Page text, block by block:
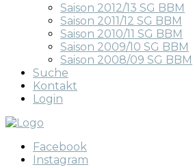
Saison 2012/13 SG BBM
Saison 2011/12 SG BBM
Saison 2010/11 SG BBM
Saison 2009/10 SG BBM
Saison 2008/09 SG BBM
Suche
Kontakt
Login
Facebook
Instagram